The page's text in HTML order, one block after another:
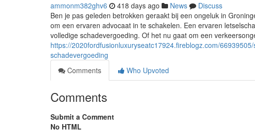
ammonm382ghv6 418 days ago News
Discuss
Ben je pas geleden betrokken geraakt bij een ongeluk in
om een ervaren advocaat in te schakelen. Een ervaren
volledige schadevergoeding. Of het nu gaat om een
https://2020fordfusionluxuryseatc17924.fireblogz.com/
schadevergoeding
Comments
Who Upvoted
Comments
Submit a Comment
No HTML